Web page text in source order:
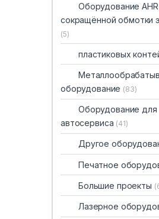
Оборудование
сокращённой обмотки
(5)
пластиковых
оборудование (83)
Оборудование для
автосервиса (41)
Другое
Печатное
Большие проекты
Лазерное